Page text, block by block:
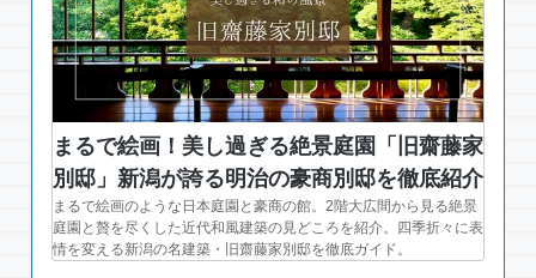
まるで絵画！美し過ぎる絶景庭園「旧齋藤家
別邸」新潟が誇る明治の豪商別邸を徹底紹介
まるで絵画のような日本庭園と豪商の館。2階大広間から見る絶景
庭園と贅を尽くした近代和風建築の見どころを紹介。四季折々に表
情を変える新潟の名建築・旧齋藤家別邸を徹底ガイド。